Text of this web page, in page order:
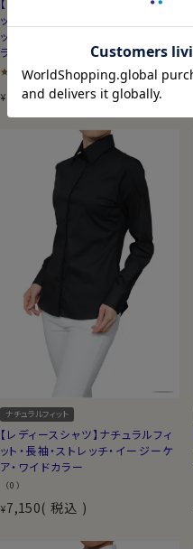
ット・長袖・形態安定・プレミアムコ
ットン・オックスフォード・ワイドカ
ラー
5.00（1）
¥ 7,150 税込
ナチュラルフィット
【レディースシャツ】ナチュラルフィ
ット・長袖・ストレッチ・イージーケ
ア・ワイドカラー
（0）
¥7,150 税込